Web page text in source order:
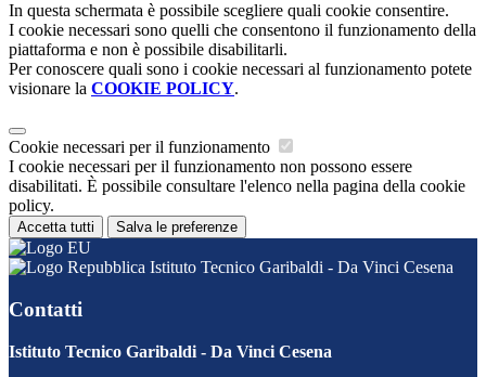
In questa schermata è possibile scegliere quali cookie consentire.
I cookie necessari sono quelli che consentono il funzionamento della
piattaforma e non è possibile disabilitarli.
Per conoscere quali sono i cookie necessari al funzionamento potete
visionare la COOKIE POLICY.
Cookie necessari per il funzionamento
I cookie necessari per il funzionamento non possono essere
disabilitati. È possibile consultare l'elenco nella pagina della cookie
policy.
Accetta tutti Salva le preferenze
Istituto Tecnico Garibaldi - Da Vinci Cesena
Contatti
Istituto Tecnico Garibaldi - Da Vinci Cesena